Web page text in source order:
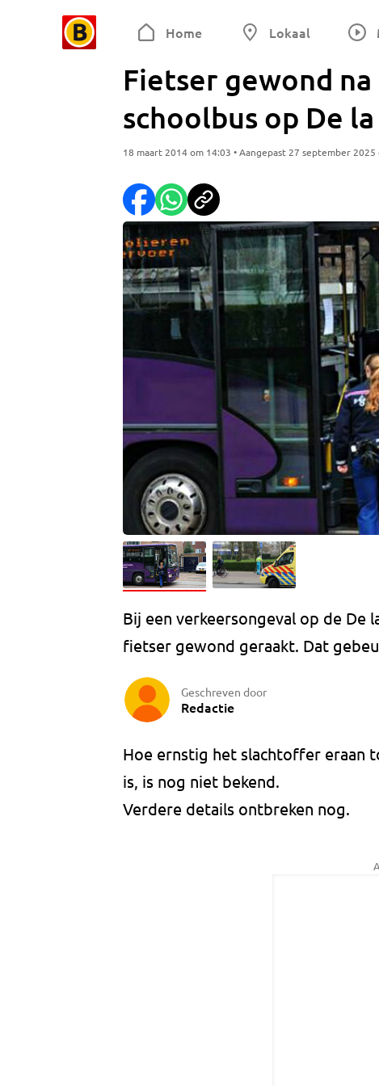
Home Lokaal
Fietser gewond
schoolbus op De
18 maart 2014 om 14:03 • Aangepast 27 september 2025
Foto: Tom van der Put, SQ Vision
Bij een verkeersongeval op de De
fietser gewond geraakt. Dat
Geschreven door
Redactie
Hoe ernstig het slachtoffer eraan
is, is nog niet bekend.
Verdere details ontbreken nog.